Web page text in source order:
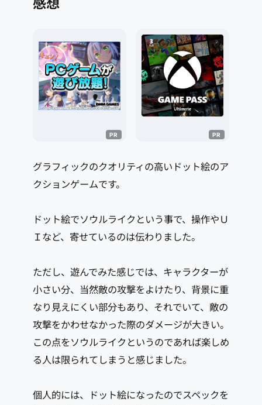
感想
グラフィックのクオリティの高いドット絵のア
クションゲームです。
ドット絵でソウルライクという事で、操作やＵ
Ｉなど、寄せているのは伝わりました。
ただし、遊んでみた感じでは、キャラクターが
小さい分、当然敵の攻撃をよけたり、背景に重
なり見えにくい部分もあり、それでいて、敵の
攻撃をかわせなかった際のダメージが大きい。
この点をソウルライクというのであれば楽しめ
る人は限られてしまうと感じました。
個人的には、ドット絵になったのでスペックを